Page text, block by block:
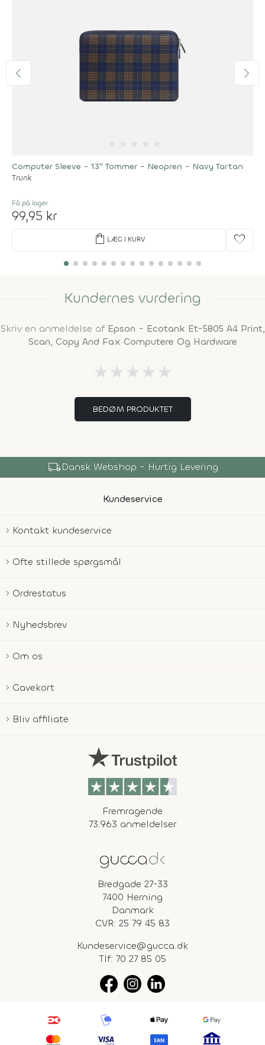
Computer Sleeve - 13" Tommer - Neopren - Navy Tartan
Trunk
Få på lager
99,95 kr
shopping_bag LÆG I KURV favorite
Kundernes vurdering
Skriv en anmeldelse af Epson - Ecotank Et-5805 A4 Print,
Scan, Copy And Fax Computere Og Hardware
★ ★ ★ ★ ★
BEDØM PRODUKTET
local_shippingDansk Webshop - Hurtig Levering
Kundeservice
Kontakt kundeservice
Ofte stillede spørgsmål
Ordrestatus
Nyhedsbrev
Om os
Gavekort
Bliv affiliate
Fremragende
73.963 anmeldelser
Bredgade 27-33
7400 Herning
Danmark
CVR: 25 79 45 83
Kundeservice@gucca.dk
Tlf: 70 27 85 05